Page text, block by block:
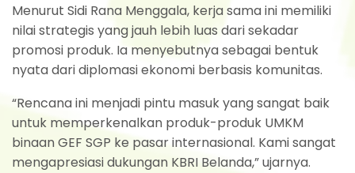
Menurut Sidi Rana Menggala, kerja sama ini memiliki
nilai strategis yang jauh lebih luas dari sekadar
promosi produk. Ia menyebutnya sebagai bentuk
nyata dari diplomasi ekonomi berbasis komunitas.
“Rencana ini menjadi pintu masuk yang sangat baik
untuk memperkenalkan produk-produk UMKM
binaan GEF SGP ke pasar internasional. Kami sangat
mengapresiasi dukungan KBRI Belanda,” ujarnya.